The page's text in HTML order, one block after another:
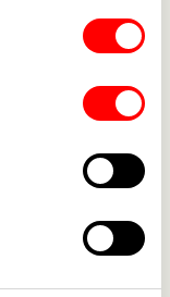
transport